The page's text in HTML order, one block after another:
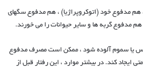
هم مدفوع خود (اتوکروپراژیا) ، هم مدفوع سگهای
مدفوع گربه ها و سایر حیوانات را می خورند.
یا سموم آلوده شود ، ممکن است مصرف مدفوع
ایجاد کند. در بیشتر موارد ، این رفتار قبل از